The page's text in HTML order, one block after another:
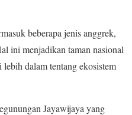
beberapa jenis anggrek,
ini menjadikan taman nasional
dalam tentang ekosistem
Jayawijaya yang